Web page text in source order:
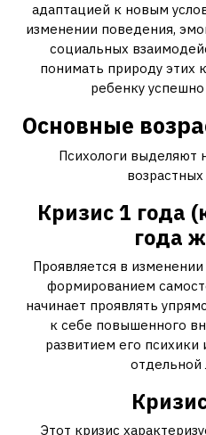
адаптацией к новым
изменении поведения,
социальных
понимать природу этих
ребенку
Основные
Психологи выделяют
Кризис 1 года
года
Проявляется в
формированием
начинает проявлять
к себе повышенного
развитием его психики
отдельной
Этот кризис